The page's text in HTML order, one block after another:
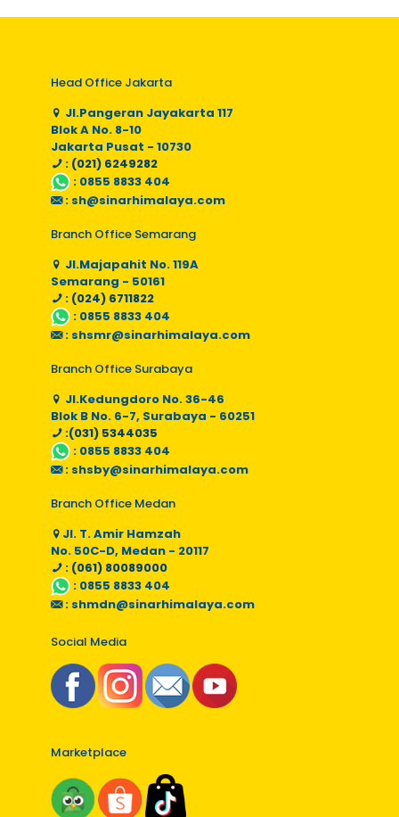
Head Office Jakarta
Jl.Pangeran Jayakarta 117
Blok A No. 8-10
Jakarta Pusat - 10730
: (021) 6249282
: 0855 8833 404
: sh@sinarhimalaya.com
Branch Office Semarang
Jl.Majapahit No. 119A
Semarang - 50161
: (024) 6711822
: 0855 8833 404
: shsmr@sinarhimalaya.com
Branch Office Surabaya
Jl.Kedungdoro No. 36-46
Blok B No. 6-7, Surabaya - 60251
:(031) 5344035
: 0855 8833 404
: shsby@sinarhimalaya.com
Branch Office Medan
Jl. T. Amir Hamzah
No. 50C-D, Medan - 20117
: (061) 80089000
: 0855 8833 404
: shmdn@sinarhimalaya.com
Social Media
Marketplace